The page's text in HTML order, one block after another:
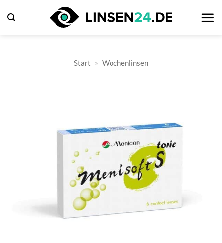
Inhalt
springen
Start » Wochenlinsen